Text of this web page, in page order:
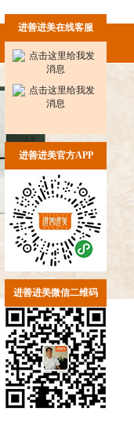
进善进美在线客服
进善进美官方APP
进善进美微信二维码